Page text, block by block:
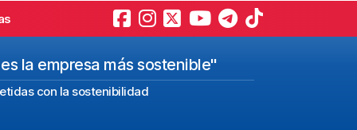
la empresa más sostenible"
con la sostenibilidad